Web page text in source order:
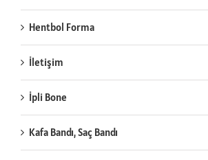
Hentbol Forma
İletişim
İpli Bone
Kafa Bandı, Saç Bandı